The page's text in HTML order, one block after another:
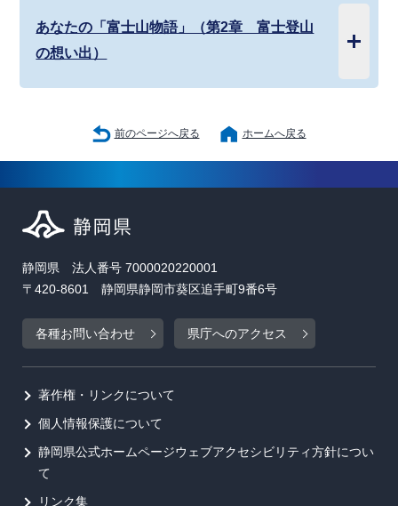
あなたの「富士山物語」（第2章 富士登山
の想い出）
前のページへ戻る ホームへ戻る
静岡県 法人番号 7000020220001
〒420-8601 静岡県静岡市葵区追手町9番6号
各種お問い合わせ 県庁へのアクセス
著作権・リンクについて
個人情報保護について
静岡県公式ホームページウェブアクセシビリティ方針につい
て
リンク集